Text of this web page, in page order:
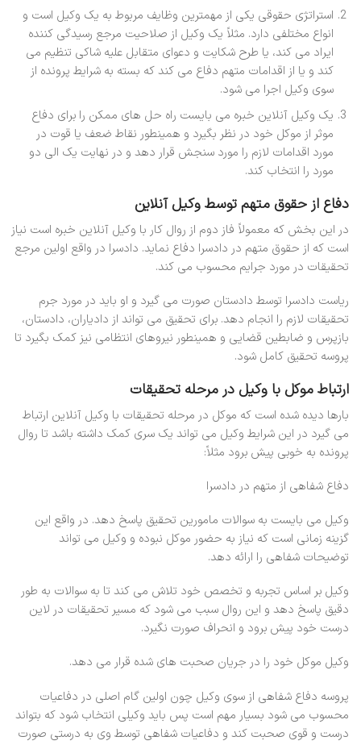
استراتژی حقوقی یکی از مهمترین وظایف مربوط به یک وکیل است و
انواع مختلفی دارد. مثلاً یک وکیل از صلاحیت مرجع رسیدگی کننده
ایراد می کند، یا طرح شکایت و دعوای متقابل علیه شاکی تنظیم می
کند و یا از اقدامات متهم دفاع می کند که بسته به شرایط پرونده از
سوی وکیل اجرا می شود.
یک وکیل آنلاین خبره می بایست راه حل های ممکن را برای دفاع
موثر از موکل خود در نظر بگیرد و همینطور نقاط ضعف یا قوت در
مورد اقدامات لازم را مورد سنجش قرار دهد و در نهایت یک الی دو
مورد را انتخاب کند.
دفاع از حقوق متهم توسط وکیل آنلاین
در این بخش که معمولاً فاز دوم از روال کار با وکیل آنلاین خبره است نیاز
است که از حقوق متهم در دادسرا دفاع نماید. دادسرا در واقع اولین مرجع
تحقیقات در مورد جرایم محسوب می کند.
ریاست دادسرا توسط دادستان صورت می گیرد و او باید در مورد جرم
تحقیقات لازم را انجام دهد. برای تحقیق می تواند از دادیاران، دادستان،
بازپرس و ضابطین قضایی و همینطور نیروهای انتظامی نیز کمک بگیرد تا
پروسه تحقیق کامل شود.
ارتباط موکل با وکیل در مرحله تحقیقات
بارها دیده شده است که موکل در مرحله تحقیقات با وکیل آنلاین ارتباط
می گیرد در این شرایط وکیل می تواند یک سری کمک داشته باشد تا روال
پرونده به خوبی پیش برود مثلاً:
دفاع شفاهی از متهم در دادسرا
وکیل می بایست به سوالات مامورین تحقیق پاسخ دهد. در واقع این
گزینه زمانی است که نیاز به حضور موکل نبوده و وکیل می تواند
توضیحات شفاهی را ارائه دهد.
وکیل بر اساس تجربه و تخصص خود تلاش می کند تا به سوالات به طور
دقیق پاسخ دهد و این روال سبب می شود که مسیر تحقیقات در لاین
درست خود پیش برود و انحراف صورت نگیرد.
وکیل موکل خود را در جریان صحبت های شده قرار می دهد.
پروسه دفاع شفاهی از سوی وکیل چون اولین گام اصلی در دفاعیات
محسوب می شود بسیار مهم است پس باید وکیلی انتخاب شود که بتواند
درست و قوی صحبت کند و دفاعیات شفاهی توسط وی به درستی صورت